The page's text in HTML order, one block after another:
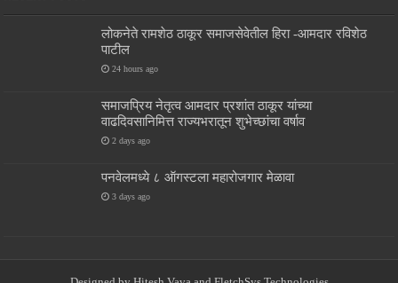
लोकनेते रामशेठ ठाकूर समाजसेवेतील हिरा -आमदार रविशेठ
पाटील
24 hours ago
समाजप्रिय नेतृत्व आमदार प्रशांत ठाकूर यांच्या
वाढदिवसानिमित्त राज्यभरातून शुभेच्छांचा वर्षाव
2 days ago
पनवेलमध्ये ८ ऑगस्टला महारोजगार मेळावा
3 days ago